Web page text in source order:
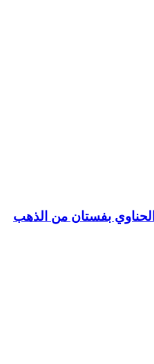
بفستان من الذهب